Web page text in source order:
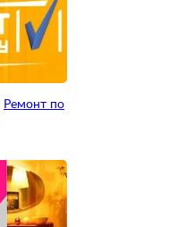
Ремонт по